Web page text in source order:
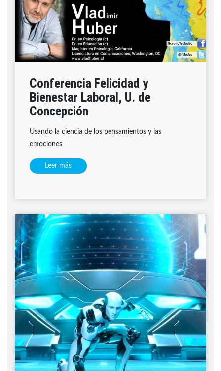
Conferencia Felicidad y
Bienestar Laboral, U. de
Concepción
Usando la ciencia de los pensamientos y las
emociones
Leer más